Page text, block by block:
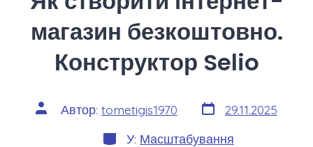
магазин безкоштовно.
Конструктор Selio
Автор
запису
Автор: tometigis1970 Дата
запису
29.11.2025
Категорії
У: Масштабування